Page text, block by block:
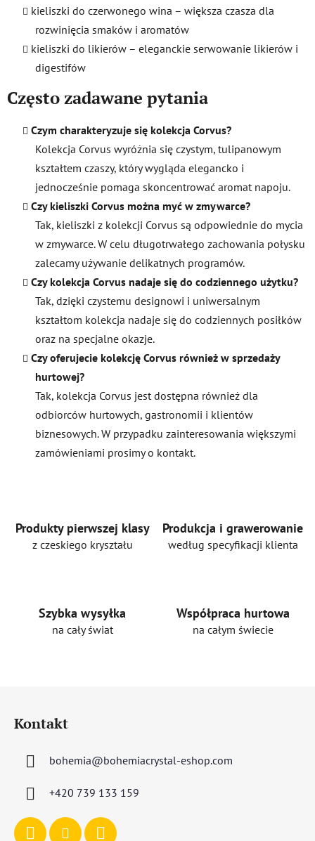
kieliszki do czerwonego wina – większa czasza dla
rozwinięcia smaków i aromatów
kieliszki do likierów – eleganckie serwowanie likierów i
digestifów
Często zadawane pytania
Czym charakteryzuje się kolekcja Corvus?
Kolekcja Corvus wyróżnia się czystym, tulipanowym
kształtem czaszy, który wygląda elegancko i
jednocześnie pomaga skoncentrować aromat napoju.
Czy kieliszki Corvus można myć w zmywarce?
Tak, kieliszki z kolekcji Corvus są odpowiednie do mycia
w zmywarce. W celu długotrwałego zachowania połysku
zalecamy używanie delikatnych programów.
Czy kolekcja Corvus nadaje się do codziennego użytku?
Tak, dzięki czystemu designowi i uniwersalnym
kształtom kolekcja nadaje się do codziennych posiłków
oraz na specjalne okazje.
Czy oferujecie kolekcję Corvus również w sprzedaży
hurtowej?
Tak, kolekcja Corvus jest dostępna również dla
odbiorców hurtowych, gastronomii i klientów
biznesowych. W przypadku zainteresowania większymi
zamówieniami prosimy o kontakt.
Produkty pierwszej klasy
z czeskiego kryształu
Produkcja i grawerowanie
według specyfikacji klienta
Szybka wysyłka
na cały świat
Współpraca hurtowa
na całym świecie
Kontakt
bohemia@bohemiacrystal-eshop.com
+420 739 133 159